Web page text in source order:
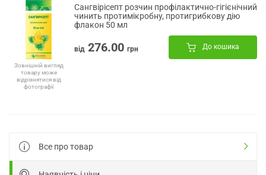
Зовнішній вигляд
товару може
відрізнятися від
фотографії
Сангвірісепт розчин профілактично-гігієнічний
чинить протимікробну, протигрибкову дію
флакон 50 мл
від 276.00 грн До кошика
Все про товар